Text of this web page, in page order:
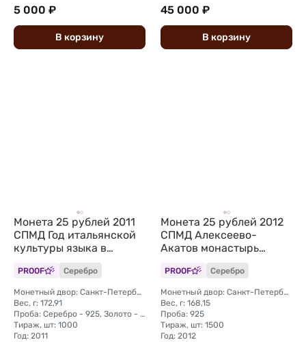
5 000 ₽
В корзину
45 000 ₽
В корзину
Монета 25 рублей 2011
СПМД Год итальянской
культуры языка в
России Италия
PROOF Серебро
Монетный двор: Санкт-Петербургский (СПМД)
Вес, г: 172,91
Проба: Серебро - 925, Золото - 999
Тираж, шт: 1000
Год: 2011
Монета 25 рублей 2012
СПМД Алексеево-
Акатов монастырь
Воронеж
PROOF Серебро
Монетный двор: Санкт-Петербургский (СПМД)
Вес, г: 168,15
Проба: 925
Тираж, шт: 1500
Год: 2012